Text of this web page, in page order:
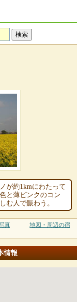
が約1kmにわたって
と薄ピンクのコン
む人で賑わう。
真 地図・周辺の宿
情報